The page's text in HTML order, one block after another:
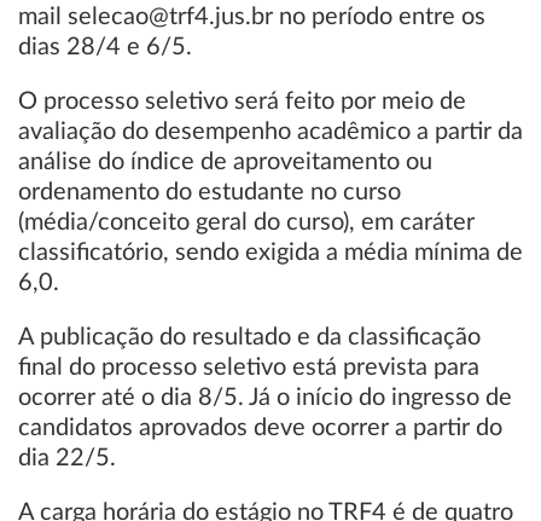
mail selecao@trf4.jus.br no período entre os
dias 28/4 e 6/5.
O processo seletivo será feito por meio de
avaliação do desempenho acadêmico a partir da
análise do índice de aproveitamento ou
ordenamento do estudante no curso
(média/conceito geral do curso), em caráter
classificatório, sendo exigida a média mínima de
6,0.
A publicação do resultado e da classificação
final do processo seletivo está prevista para
ocorrer até o dia 8/5. Já o início do ingresso de
candidatos aprovados deve ocorrer a partir do
dia 22/5.
A carga horária do estágio no TRF4 é de quatro